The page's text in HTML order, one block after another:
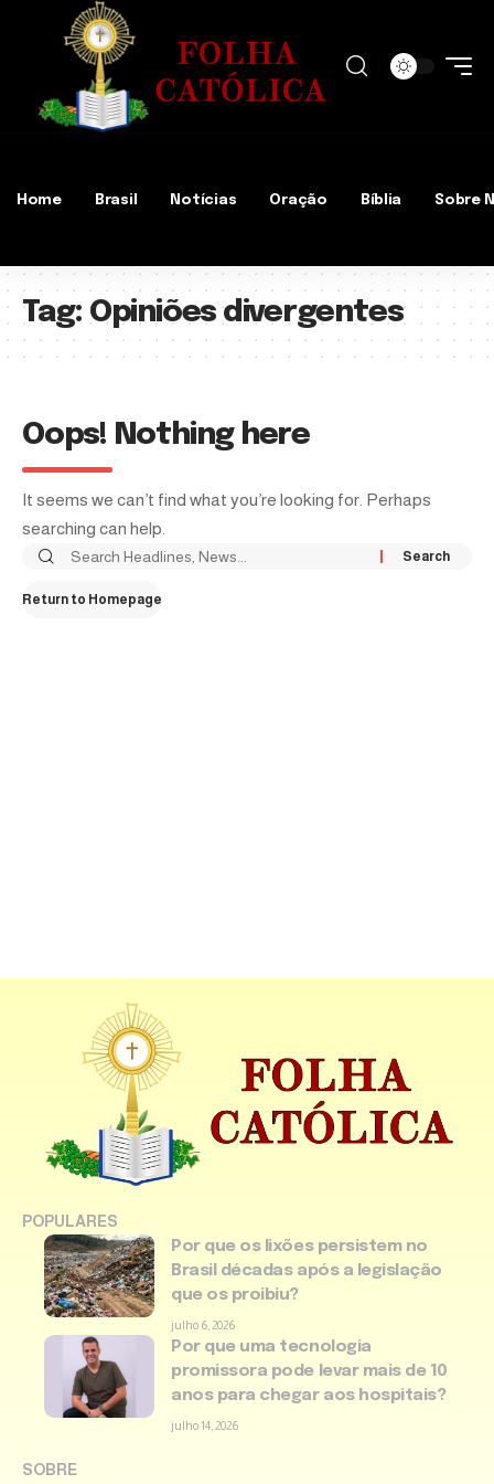
Home Brasil Notícias Oração Bíblia Sobre
Tag: Opiniões divergentes
Oops! Nothing here
It seems we can’t find what you’re looking for. Perhaps
searching can help.
Return to Homepage
POPULARES
Por que os lixões persistem no
Brasil décadas após a legislação
que os proibiu?
julho 6, 2026
Por que uma tecnologia
promissora pode levar mais de 10
anos para chegar aos hospitais?
julho 14, 2026
SOBRE